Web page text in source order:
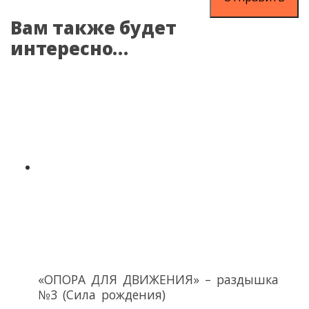
Вам также будет
интересно…
«ОПОРА ДЛЯ ДВИЖЕНИЯ» – раздышка
№3 (Сила рождения)